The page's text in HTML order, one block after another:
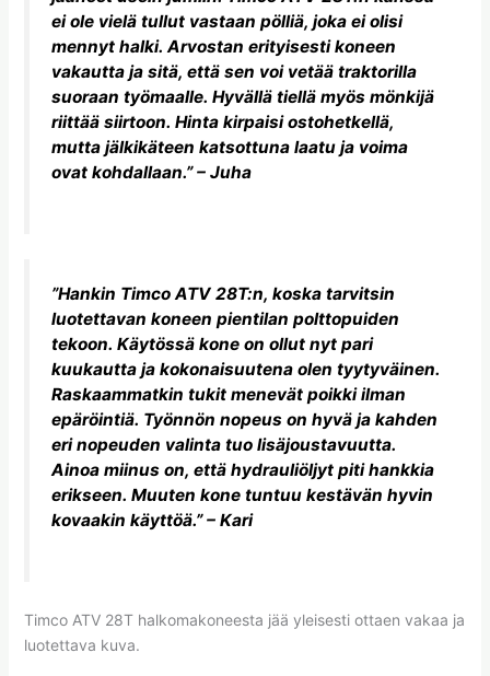
ei ole vielä tullut vastaan pölliä, joka ei olisi
mennyt halki. Arvostan erityisesti koneen
vakautta ja sitä, että sen voi vetää traktorilla
suoraan työmaalle. Hyvällä tiellä myös mönkijä
riittää siirtoon. Hinta kirpaisi ostohetkellä,
mutta jälkikäteen katsottuna laatu ja voima
ovat kohdallaan.” – Juha
”Hankin Timco ATV 28T:n, koska tarvitsin
luotettavan koneen pientilan polttopuiden
tekoon. Käytössä kone on ollut nyt pari
kuukautta ja kokonaisuutena olen tyytyväinen.
Raskaammatkin tukit menevät poikki ilman
epäröintiä. Työnnön nopeus on hyvä ja kahden
eri nopeuden valinta tuo lisäjoustavuutta.
Ainoa miinus on, että hydrauliöljyt piti hankkia
erikseen. Muuten kone tuntuu kestävän hyvin
kovaakin käyttöä.” – Kari
Timco ATV 28T halkomakoneesta jää yleisesti ottaen vakaa ja
luotettava kuva.